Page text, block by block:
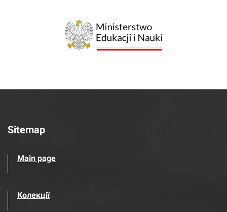
Sitemap
Main page
Колекції